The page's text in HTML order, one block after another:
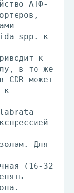
АТФ-
spp. к
к
в то же
CDR может
к
Для
(16-32